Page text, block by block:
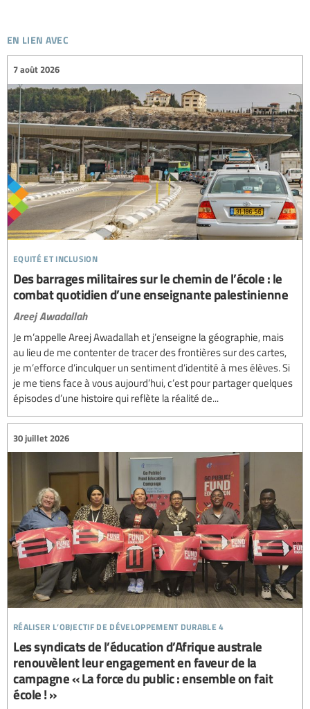
en lien avec
equité et inclusion
7 août 2026
Des barrages militaires sur le chemin de l’école : le
combat quotidien d’une enseignante palestinienne
Areej Awadallah
Je m’appelle Areej Awadallah et j’enseigne la géographie, mais
au lieu de me contenter de tracer des frontières sur des cartes,
je m’efforce d’inculquer un sentiment d’identité à mes élèves. Si
je me tiens face à vous aujourd’hui, c’est pour partager quelques
épisodes d’une histoire qui reflète la réalité de...
réaliser l’objectif de développement durable 4
30 juillet 2026
Les syndicats de l’éducation d’Afrique australe
renouvèlent leur engagement en faveur de la
campagne « La force du public : ensemble on fait
école ! »